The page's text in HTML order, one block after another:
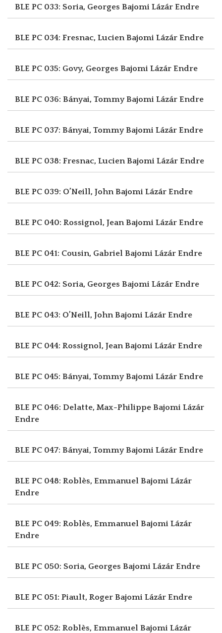
BLE PC 033: Soria, Georges Bajomi Lázár Endre
BLE PC 034: Fresnac, LucienBajomi Lázár Endre
BLE PC 035: Govy, Georges Bajomi Lázár Endre
BLE PC 036: Bányai, TommyBajomi Lázár Endre
BLE PC 037: Bányai, TommyBajomi Lázár Endre
BLE PC 038: Fresnac, LucienBajomi Lázár Endre
BLE PC 039: O’Neill, JohnBajomi Lázár Endre
BLE PC 040: Rossignol, JeanBajomi Lázár Endre
BLE PC 041: Cousin, Gabriel Bajomi Lázár Endre
BLE PC 042: Soria, Georges Bajomi Lázár Endre
BLE PC 043: O’Neill, JohnBajomi Lázár Endre
BLE PC 044: Rossignol, JeanBajomi Lázár Endre
BLE PC 045: Bányai, TommyBajomi Lázár Endre
BLE PC 046: Delatte, Max-Philippe Bajomi Lázár
Endre
BLE PC 047: Bányai, TommyBajomi Lázár Endre
BLE PC 048: Roblès, Emmanuel Bajomi Lázár
Endre
BLE PC 049: Roblès, Emmanuel Bajomi Lázár
Endre
BLE PC 050: Soria, Georges Bajomi Lázár Endre
BLE PC 051: Piault, Roger Bajomi Lázár Endre
BLE PC 052: Roblès, Emmanuel Bajomi Lázár